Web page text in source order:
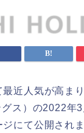
近人気が高ま
ス）の2022年
にて公開されま